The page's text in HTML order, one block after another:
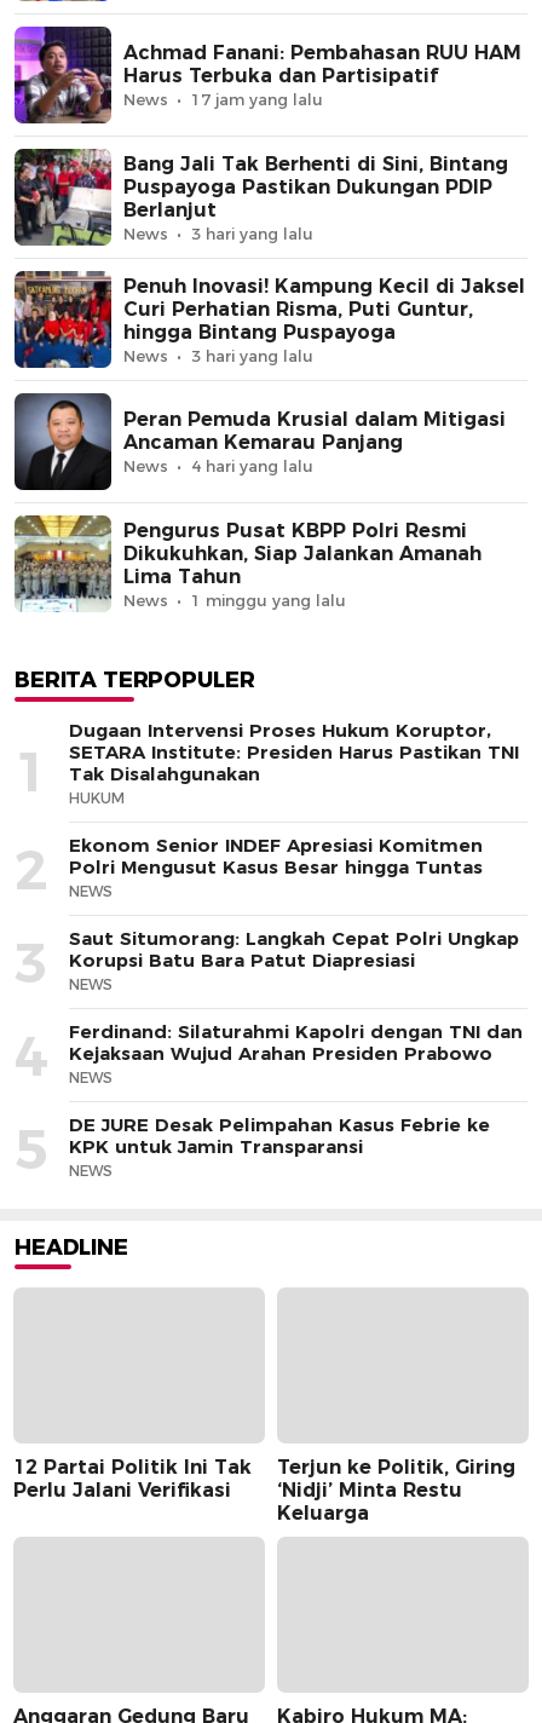
Achmad Fanani: Pembahasan RUU HAM
Harus Terbuka dan Partisipatif
News 17 jam yang lalu
Bang Jali Tak Berhenti di Sini, Bintang
Puspayoga Pastikan Dukungan PDIP
Berlanjut
News 3 hari yang lalu
Penuh Inovasi! Kampung Kecil di Jaksel
Curi Perhatian Risma, Puti Guntur,
hingga Bintang Puspayoga
News 3 hari yang lalu
Peran Pemuda Krusial dalam Mitigasi
Ancaman Kemarau Panjang
News 4 hari yang lalu
Pengurus Pusat KBPP Polri Resmi
Dikukuhkan, Siap Jalankan Amanah
Lima Tahun
News 1 minggu yang lalu
BERITA TERPOPULER
1
Dugaan Intervensi Proses Hukum Koruptor,
SETARA Institute: Presiden Harus Pastikan TNI
Tak Disalahgunakan
HUKUM
2
Ekonom Senior INDEF Apresiasi Komitmen
Polri Mengusut Kasus Besar hingga Tuntas
NEWS
3
Saut Situmorang: Langkah Cepat Polri Ungkap
Korupsi Batu Bara Patut Diapresiasi
NEWS
4
Ferdinand: Silaturahmi Kapolri dengan TNI dan
Kejaksaan Wujud Arahan Presiden Prabowo
NEWS
5
DE JURE Desak Pelimpahan Kasus Febrie ke
KPK untuk Jamin Transparansi
NEWS
HEADLINE
12 Partai Politik Ini Tak
Perlu Jalani Verifikasi
Terjun ke Politik, Giring
‘Nidji’ Minta Restu
Keluarga
Anggaran Gedung Baru Kabiro Hukum MA: